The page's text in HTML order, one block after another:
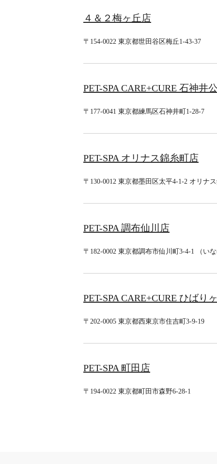
４＆２梅ヶ丘店
〒154-0022 東京都世田谷区梅丘1-43-37
PET-SPA CARE+CURE 石神井
〒177-0041 東京都練馬区石神井町1-28-7
PET-SPA オリナス錦糸町店
〒130-0012 東京都墨田区太平4-1-2 オリナ
PET-SPA 調布仙川店
〒182-0002 東京都調布市仙川町3-4-1 （い
PET-SPA CARE+CURE ひばり
〒202-0005 東京都西東京市住吉町3-9-19
PET-SPA 町田店
〒194-0022 東京都町田市森野6-28-1